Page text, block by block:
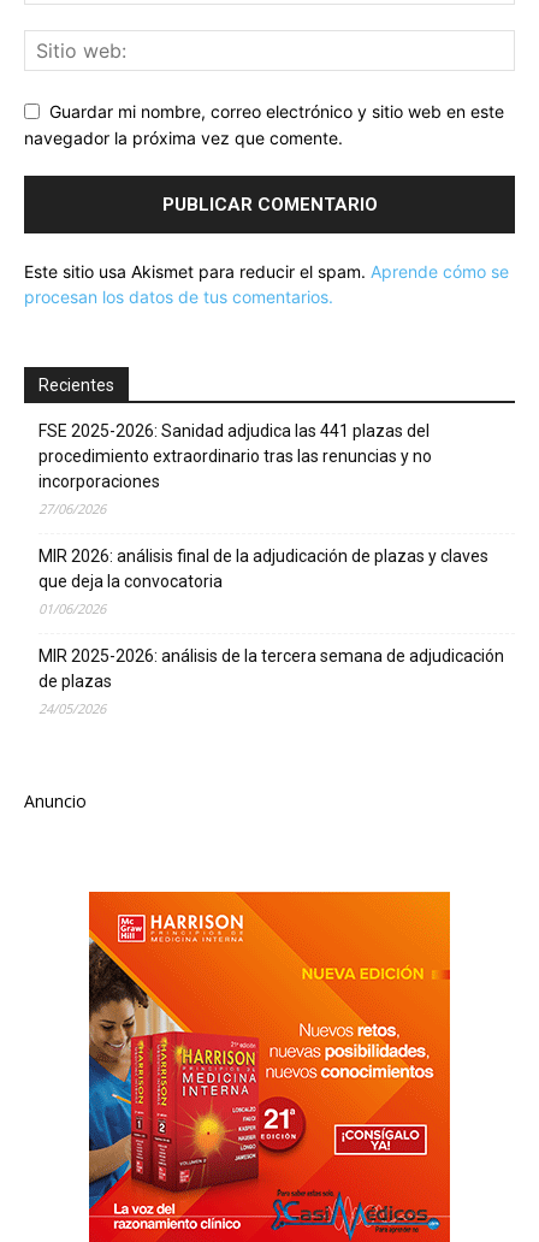
Guardar mi nombre, correo electrónico y sitio web en este
navegador la próxima vez que comente.
Este sitio usa Akismet para reducir el spam. Aprende cómo se
procesan los datos de tus comentarios.
Recientes
FSE 2025-2026: Sanidad adjudica las 441 plazas del
procedimiento extraordinario tras las renuncias y no
incorporaciones
27/06/2026
MIR 2026: análisis final de la adjudicación de plazas y claves
que deja la convocatoria
01/06/2026
MIR 2025-2026: análisis de la tercera semana de adjudicación
de plazas
24/05/2026
Anuncio